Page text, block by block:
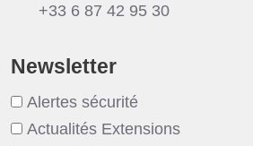
+33 6 87 42 95 30
Newsletter
Alertes sécurité
Actualités Extensions